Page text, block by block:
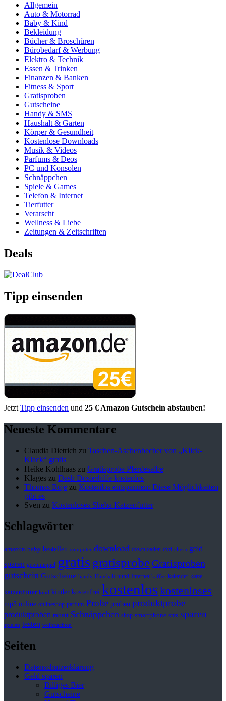
Allgemein
Auto & Motorrad
Baby & Kind
Bekleidung
Bücher & Broschüren
Bürobedarf & Werbung
Elektro & Technik
Essen & Trinken
Finanzen & Banken
Fitness & Sport
Gratisproben
Gutscheine
Handy & SMS
Haushalt & Garten
Körper & Gesundheit
Kostenlose Downloads
Musik & Videos
Parfums & Deos
PC und Konsolen
Schnäppchen
Spiele & Games
Telefon & Internet
Tierfutter
Verarscht
Wellness & Liebe
Zeitungen & Zeitschriften
Deals
Tipp einsenden
Jetzt Tipp einsenden und 25 € Amazon Gutschein abstauben!
Neueste Kommentare
Claudia Dietrich zu Taschen-Aschenbecher von „Klick-
Klack“ gratis
Heike Kohlhaas zu Gratisprobe Pferdesalbe
Klages zu Dash Dosierhilfe kostenlos
Thomas Boje zu Kostenlos entspannen: Diese Möglichkeiten
gibt es
Sven zu Kostenloses Sheba Katzenfutter
Schlagwörter
amazon baby bestellen computer download downloaden dvd eltern geld
sparen gewinnspiel gratisgratisprobeGratisproben
gutschein Gutscheine handy Haushalt hund Internet kaffee kalender katze
katzenfutter kind kinder kostenfrei kostenloskostenloses
mp3 online onlineshop parfum Probe proben produktprobe
produktproben rabatt Schnäppchen shop smartphone sms sparen
spielen testen weihnachten
Seiten
Datenschutzerklärung
Geld sparen
Billiges Bier
Gutscheine